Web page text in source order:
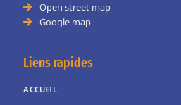
Liens rapides
ACCUEIL
Open street map
Google map